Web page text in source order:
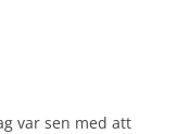
var sen med att